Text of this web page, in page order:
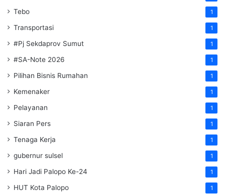
Tebo 1
Transportasi 1
#Pj Sekdaprov Sumut 1
#SA-Note 2026 1
Pilihan Bisnis Rumahan 1
Kemenaker 1
Pelayanan 1
Siaran Pers 1
Tenaga Kerja 1
gubernur sulsel 1
Hari Jadi Palopo Ke-24 1
HUT Kota Palopo 1